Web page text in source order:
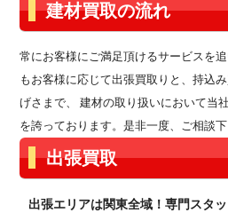
建材買取の流れ
常にお客様にご満足頂けるサービスを
もお客様に応じて出張買取りと、持込
げさまで、 建材の取り扱いにおいて当
を誇っております。是非一度、ご相談下
出張買取
出張エリアは関東全域！専門スタ